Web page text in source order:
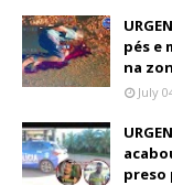
pés e
na
July
preso